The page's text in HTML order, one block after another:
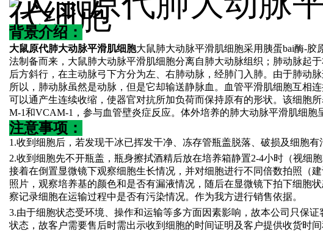
背景介绍：
大鼠原代肺大动脉平滑肌细胞大鼠肺大动脉平滑肌细胞采用胰蛋bai酶-胶
法制备而来，大鼠肺大动脉平滑肌细胞分离自肺大动脉组织；肺动脉起
后方斜行，在主动脉弓下方分为左、右肺动脉，经肺门入肺。由于肺动
所以，肺动脉虽然是动脉，但是它却输送静脉血。血管平滑肌细胞互相
可以通产生连续收缩，使器官对抗所加负荷而保持原有的形状。该细胞
M-1和VCAM-1，参与血管壁炎症反应。体外培养的肺大动脉平滑肌细胞
注意事项：
1.收到细胞后，若发现干冰已挥发干净、冻存管瓶盖脱落、破损及细胞有
2.收到细胞先不开瓶盖，瓶身擦拭酒精后放在培养箱静置2-4小时（视细
接着在倒置显微镜下观察细胞生长情况，并对细胞进行不同倍数拍照（
照片，观察培养基的颜色和是否有漏液情况，随后在显微镜下拍下细胞
察记录细胞在运输过程中是否有污染情况。作为我方进行销售依据。
3.由于细胞状态受环境、操作和运输等多方面因素影响，故本公司只保
状态，故客户需要售后时需出示收到细胞的时间证明及客户提供收货时